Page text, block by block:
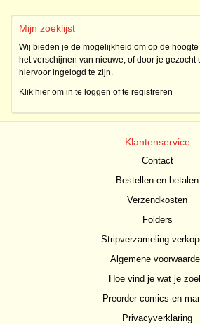
Mijn zoeklijst
Wij bieden je de mogelijkheid om op de
het verschijnen van nieuwe, of door je gezocht
hiervoor ingelogd te zijn.
Klik hier om in te loggen of te registreren
Klantenservice
Contact
Bestellen en betalen
Verzendkosten
Folders
Stripverzameling
Algemene
Hoe vind je wat je
Preorder comics en
Privacyverklaring